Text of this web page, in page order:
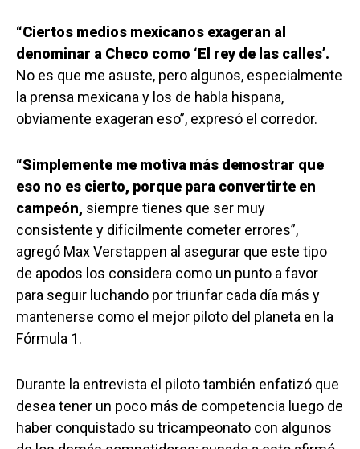
“Ciertos medios mexicanos exageran al
denominar a Checo como ‘El rey de las calles’.
No es que me asuste, pero algunos, especialmente
la prensa mexicana y los de habla hispana,
obviamente exageran eso”, expresó el corredor.
“Simplemente me motiva más demostrar que
eso no es cierto, porque para convertirte en
campeón, siempre tienes que ser muy
consistente y difícilmente cometer errores”,
agregó Max Verstappen al asegurar que este tipo
de apodos los considera como un punto a favor
para seguir luchando por triunfar cada día más y
mantenerse como el mejor piloto del planeta en la
Fórmula 1.
Durante la entrevista el piloto también enfatizó que
desea tener un poco más de competencia luego de
haber conquistado su tricampeonato con algunos